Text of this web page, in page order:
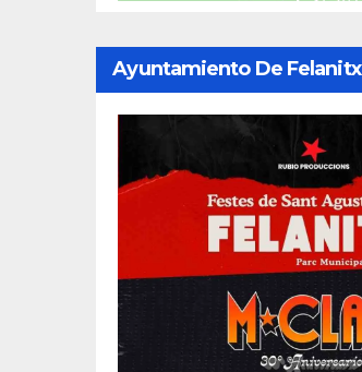
Ayuntamiento De Felanitx